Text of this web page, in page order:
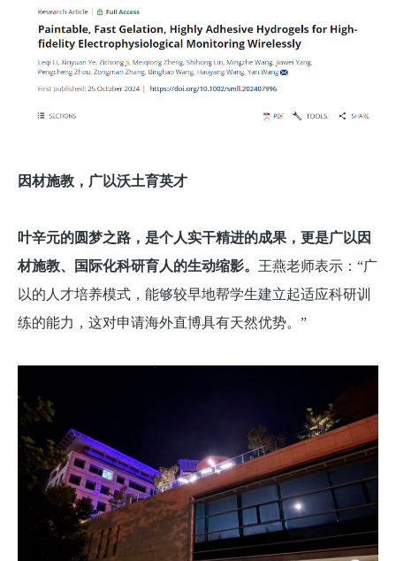
因材施教，广以沃土育英才
叶辛元的圆梦之路，是个人实干精进的成果，更是广以因
材施教、国际化科研育人的生动缩影。 王燕老师表示：“广
以的人才培养模式，能够较早地帮学生建立起适应科研训
练的能力，这对申请海外直博具有天然优势。”